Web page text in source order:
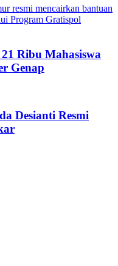
Ribu Mahasiswa
Genap
Desianti Resmi